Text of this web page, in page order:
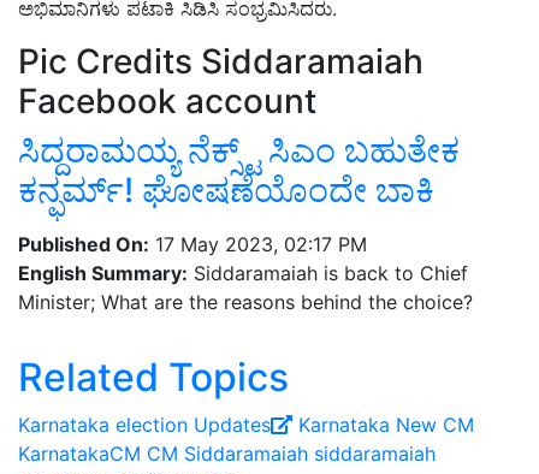
ಅಭಿಮಾನಿಗಳು ಪಟಾಕಿ ಸಿಡಿಸಿ ಸಂಭ್ರಮಿಸಿದರು.
Pic Credits Siddaramaiah
Facebook account
ಸಿದ್ದರಾಮಯ್ಯ ನೆಕ್ಸ್ಟ್‌ ಸಿಎಂ ಬಹುತೇಕ
ಕನ್ಫರ್ಮ್‌! ಘೋಷಣೆಯೊಂದೇ ಬಾಕಿ
Published On: 17 May 2023, 02:17 PM
English Summary: Siddaramaiah is back to Chief
Minister; What are the reasons behind the choice?
Related Topics
Karnataka election Updates
Karnataka New CM
KarnatakaCM CM Siddaramaiah siddaramaiah